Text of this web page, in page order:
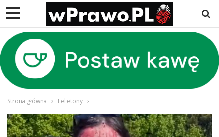
Strona główna Felietony